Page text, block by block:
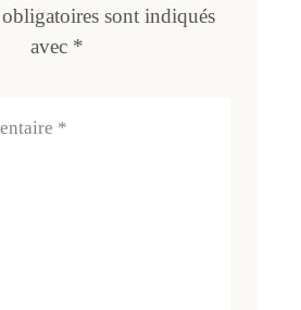
sont indiqués
avec *